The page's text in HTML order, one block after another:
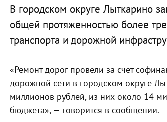
В городском округе Лыткарино
общей протяженностью более
транспорта и дорожной
«Ремонт дорог провели за счет
дорожной сети в городском округе
миллионов рублей, из них около 14
бюджета», — говорится в сообщении.